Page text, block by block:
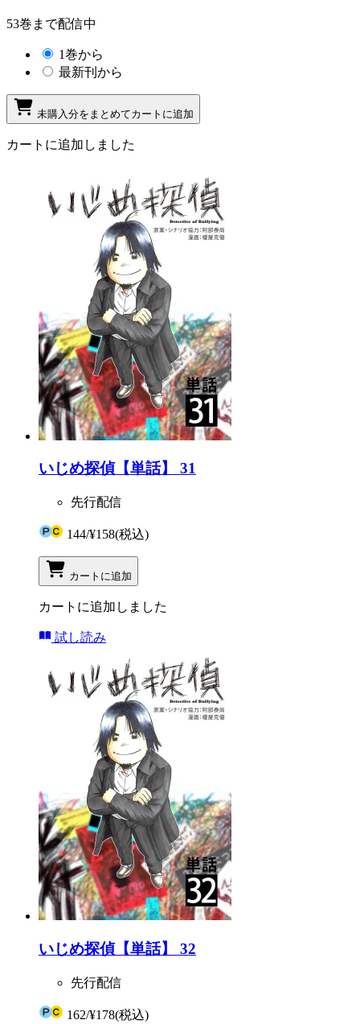
53巻まで配信中
1巻から
最新刊から
未購入分をまとめてカートに追加
カートに追加しました
いじめ探偵【単話】 31
先行配信
144/¥158(税込)
カートに追加
カートに追加しました
試し読み
いじめ探偵【単話】 32
先行配信
162/¥178(税込)